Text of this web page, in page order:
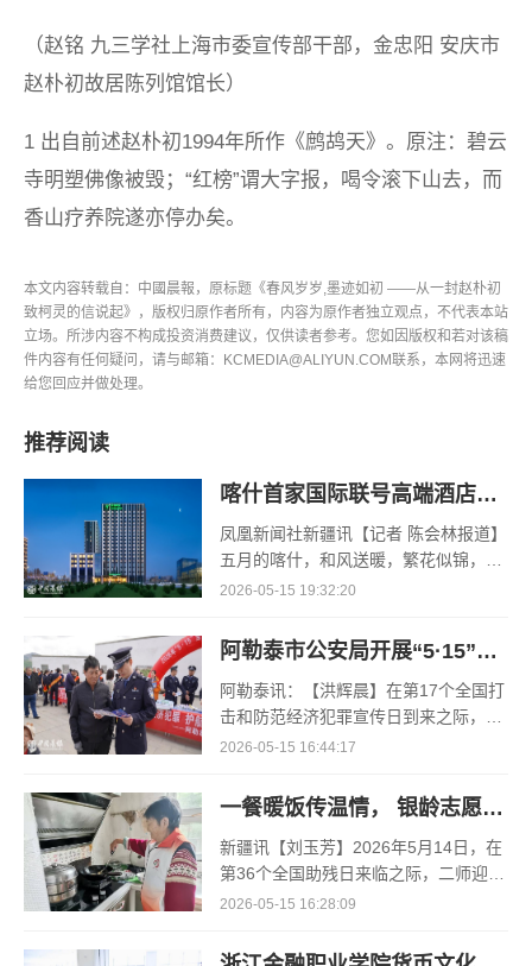
（赵铭 九三学社上海市委宣传部干部，金忠阳 安庆市
赵朴初故居陈列馆馆长）
1 出自前述赵朴初1994年所作《鹧鸪天》。原注：碧云
寺明塑佛像被毁；“红榜”谓大字报，喝令滚下山去，而
香山疗养院遂亦停办矣。
本文内容转载自：中國晨報，原标题《春风岁岁,墨迹如初 ——从一封赵朴初
致柯灵的信说起》，版权归原作者所有，内容为原作者独立观点，不代表本站
立场。所涉内容不构成投资消费建议，仅供读者参考。您如因版权和若对该稿
件内容有任何疑问，请与邮箱：KCMEDIA@ALIYUN.COM联系，本网将迅速
给您回应并做处理。
推荐阅读
喀什首家国际联号高端酒店东城假日酒店盛大开业
凤凰新闻社新疆讯【记者 陈会林报道】
五月的喀什，和风送暖，繁花似锦，丝
路古城处处洋溢着蓬勃生机。暖阳铺洒
沁人心脾，桑葚缀满枝头，
2026-05-15 19:32:20
阿勒泰市公安局开展“5·15”打击和防范经济犯罪集中宣传活动
阿勒泰讯：【洪辉晨】在第17个全国打
击和防范经济犯罪宣传日到来之际，为
切实筑牢经济金融安全防线，全力守护
序稳定，5月15日，阿勒泰
2026-05-15 16:44:17
一餐暖饭传温情， 银龄志愿护初心
新疆讯【刘玉芳】2026年5月14日，在
第36个全国助残日来临之际，二师迎宾
街道辖区内，迎宾街道民政服务站联合
业服务理念为指引，携手铁
2026-05-15 16:28:09